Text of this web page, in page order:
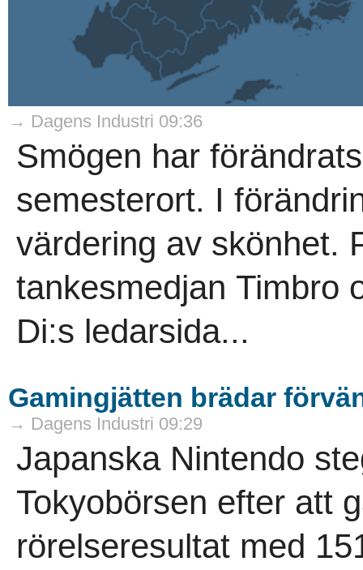
→ Dagens Industri 09:36
Smögen har
semesterort. I
värdering av skönhet.
tankesmedjan Timbro
Di:s ledarsida...
Gamingjätten brädar
→ Dagens Industri 09:29
Japanska Nintendo
Tokyobörsen efter att
rörelseresultat med